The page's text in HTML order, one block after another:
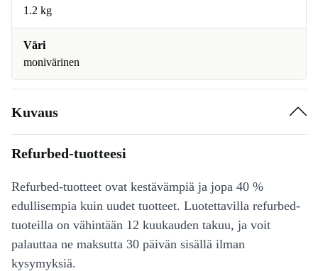
1.2 kg
Väri
monivärinen
Kuvaus
Refurbed-tuotteesi
Refurbed-tuotteet ovat kestävämpiä ja jopa 40 %
edullisempia kuin uudet tuotteet. Luotettavilla refurbed-
tuoteilla on vähintään 12 kuukauden takuu, ja voit
palauttaa ne maksutta 30 päivän sisällä ilman
kysymyksiä.